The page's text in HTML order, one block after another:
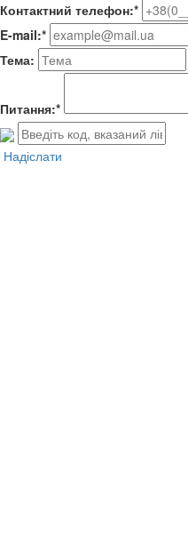
Контактний телефон:*
E-mail:*
Тема:
Питання:*
Надіслати